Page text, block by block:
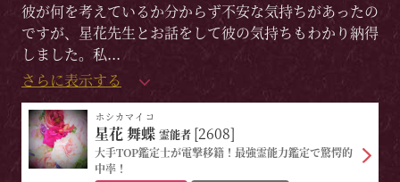
彼が何を考えているか分からず不安な気持ちがあったの
ですが、星花先生とお話をして彼の気持ちもわかり納得
しました。私...
さらに表示する
星花 舞蝶
ホシカマイコ
霊能者 [2608]
大手TOP鑑定士が電撃移籍！最強霊能力鑑定で驚愕的
中率！